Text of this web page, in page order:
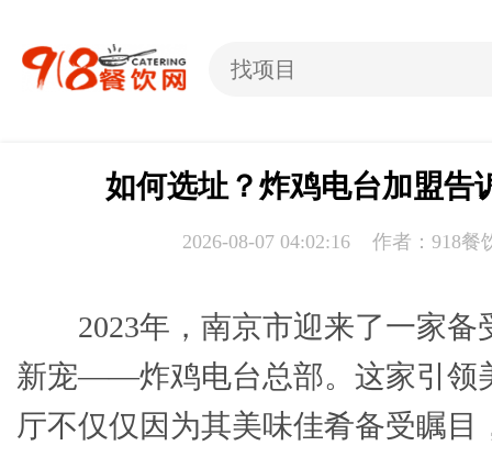
如何选址？炸鸡电台加盟告
2026-08-07 04:02:16 作者：918餐
2023年，南京市迎来了一家备
新宠——炸鸡电台总部。这家引领
厅不仅仅因为其美味佳肴备受瞩目